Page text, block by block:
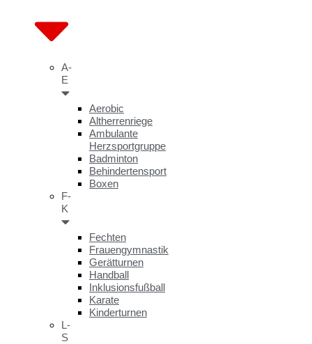
A-
E
Aerobic
Altherrenriege
Ambulante
Herzsportgruppe
Badminton
Behindertensport
Boxen
F-
K
Fechten
Frauengymnastik
Gerätturnen
Handball
Inklusionsfußball
Karate
Kinderturnen
L-
S